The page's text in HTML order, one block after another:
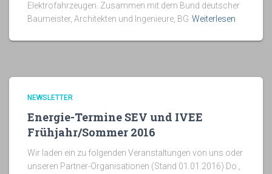
Elektrofahrzeugen. Zusammen mit dem Bund deutscher
Baumeister, Architekten und Ingenieure, BG Weiterlesen
NEWSLETTER
Energie-Termine SEV und IVEE
Frühjahr/Sommer 2016
Wir laden ein zu folgenden Veranstaltungen von uns oder
unseren Partner-Organisationen (Stand 01.01.2016) Do.,